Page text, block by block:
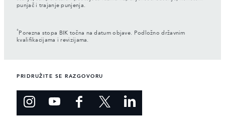
punjač i trajanje punjenja.
* Porezna stopa BIK točna na datum objave. Podložno državnim
kvalifikacijama i revizijama.
PRIDRUŽITE SE RAZGOVORU